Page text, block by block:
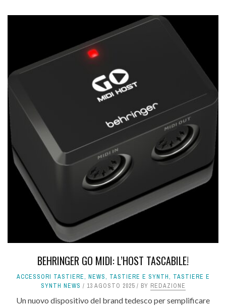
BEHRINGER GO MIDI: L’HOST TASCABILE!
ACCESSORI TASTIERE, NEWS, TASTIERE E SYNTH, TASTIERE E
SYNTH NEWS
13 AGOSTO 2025 BY REDAZIONE
Un nuovo dispositivo del brand tedesco per semplificare